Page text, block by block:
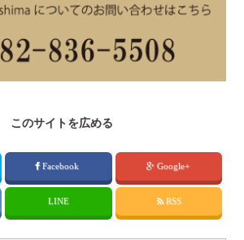
このサイトを広める
Facebook Google+
LINE RSS